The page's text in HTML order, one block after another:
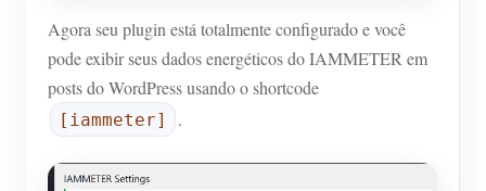
Agora seu plugin está totalmente configurado e você
pode exibir seus dados energéticos do IAMMETER em
posts do WordPress usando o shortcode
[iammeter] .